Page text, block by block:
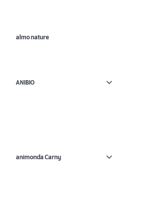
almo nature
ANIBIO
animonda Carny